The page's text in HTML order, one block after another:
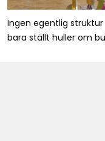
Ingen egentlig
bara ställt huller om